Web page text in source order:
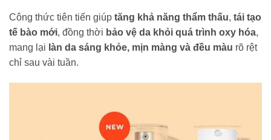
Công thức tiên tiến giúp tăng khả năng thẩm thấu, tái tạo
tế bào mới, đồng thời bảo vệ da khỏi quá trình oxy hóa,
mang lại làn da sáng khỏe, mịn màng và đều màu rõ rệt
chỉ sau vài tuần.